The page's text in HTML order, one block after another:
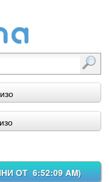
ОТ 6:52:09 AM)